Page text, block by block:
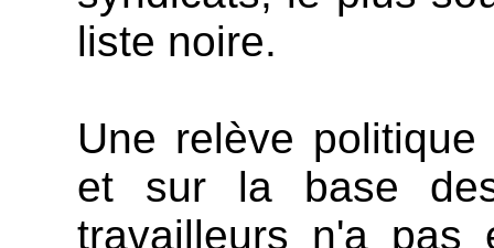
liste noire.
Une relève
et sur la base
travailleurs n'a pas